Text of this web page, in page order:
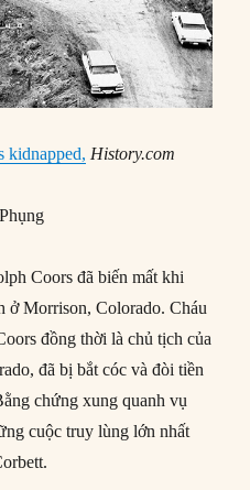
kidnapped, History.com
Coors đã biến mất khi
ở Morrison, Colorado. Cháu
đồng thời là chủ tịch của
đã bị bắt cóc và đòi tiền
chứng xung quanh vụ
cuộc truy lùng lớn nhất